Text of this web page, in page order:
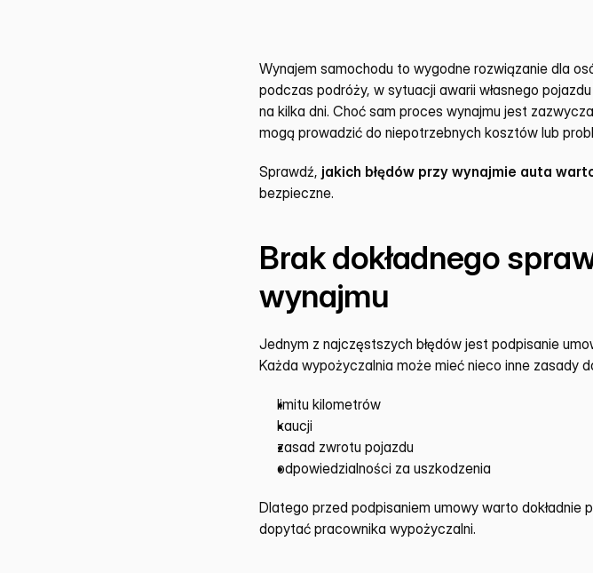
Wynajem samochodu to wygodne rozwiązanie dla
podczas podróży, w sytuacji awarii własnego
na kilka dni. Choć sam proces wynajmu jest
mogą prowadzić do niepotrzebnych kosztów lub
Sprawdź, jakich błędów przy wynajmie auta
bezpieczne.
Brak dokładnego
wynajmu
Jednym z najczęstszych błędów jest podpisanie
Każda wypożyczalnia może mieć nieco inne zasady
limitu kilometrów
kaucji
zasad zwrotu pojazdu
odpowiedzialności za uszkodzenia
Dlatego przed podpisaniem umowy warto
dopytać pracownika wypożyczalni.